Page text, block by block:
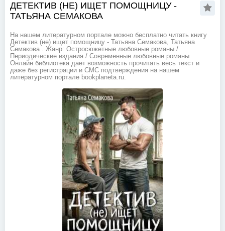
ДЕТЕКТИВ (НЕ) ИЩЕТ ПОМОЩНИЦУ -
ТАТЬЯНА СЕМАКОВА
На нашем литературном портале можно бесплатно читать книгу
Детектив (не) ищет помощницу - Татьяна Семакова, Татьяна
Семакова . Жанр: Остросюжетные любовные романы /
Периодические издания / Современные любовные романы.
Онлайн библиотека дает возможность прочитать весь текст и
даже без регистрации и СМС подтверждения на нашем
литературном портале bookplaneta.ru.